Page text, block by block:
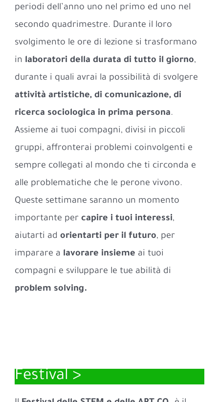
periodi dell’anno uno nel primo ed uno nel
secondo quadrimestre. Durante il loro
svolgimento le ore di lezione si trasformano
in laboratori della durata di tutto il giorno,
durante i quali avrai la possibilità di svolgere
attività artistiche, di comunicazione, di
ricerca sociologica in prima persona.
Assieme ai tuoi compagni, divisi in piccoli
gruppi, affronterai problemi coinvolgenti e
sempre collegati al mondo che ti circonda e
alle problematiche che le perone vivono.
Queste settimane saranno un momento
importante per capire i tuoi interessi,
aiutarti ad orientarti per il futuro, per
imparare a lavorare insieme ai tuoi
compagni e sviluppare le tue abilità di
problem solving.
Festival >